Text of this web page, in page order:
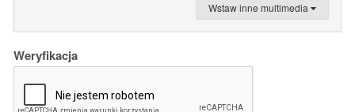
Wstaw inne multimedia
Weryfikacja